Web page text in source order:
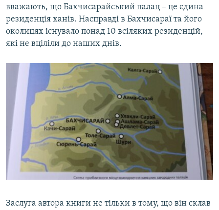
вважають, що Бахчисарайський палац – це єдина
резиденція ханів. Насправді в Бахчисараї та його
околицях існувало понад 10 всіляких резиденцій,
які не вціліли до наших днів.
Заслуга автора книги не тільки в тому, що він склав